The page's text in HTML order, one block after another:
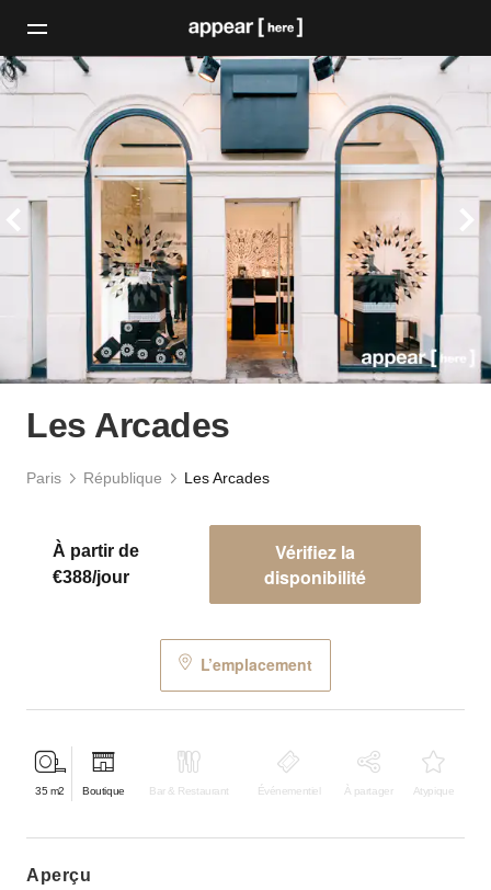
Les Arcades
Paris République Les Arcades
À partir de
€388/jour
Vérifiez la
disponibilité
L’emplacement
35 m2 Boutique Bar & Restaurant Événementiel À partager Atypique
aperçu